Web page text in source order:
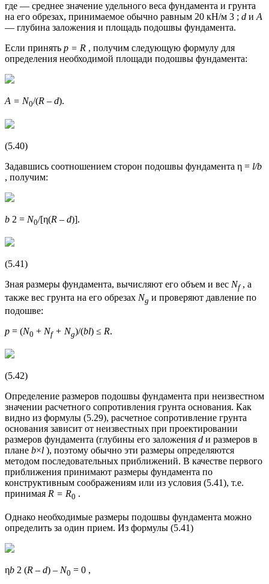
где — среднее значение удельного веса фундамента и грунта
на его обрезах, принимаемое обычно равным 20 кН/м 3 ; d иА
— глубина заложения и площадь подошвы фундамента.
Если принять p = R , получим следующую формулу для
определения необходимой площади подошвы фундамента:
A = N0/(R – d).
(5.40)
Задавшись соотношением сторон подошвы фундамента η = l/b
, получим:
b 2 = N0/[η(R – d)].
(5.41)
Зная размеры фундамента, вычисляют его объем и вес Nf, а
также вес грунта на его обрезах Ng и проверяют давление по
подошве:
p = (N0 + Nf+ Ng)/(bl) ≤ R.
(5.42)
Определение размеров подошвы фундамента при неизвестном
значении расчетного сопротивления грунта основания. Как
видно из формулы (5.29), расчетное сопротивление грунта
основания зависит от неизвестных при проектировании
размеров фундамента (глубины его заложения d и размеров в
плане b×l ), поэтому обычно эти размеры определяются
методом последовательных приближений. В качестве первого
приближения принимают размеры фундамента по
конструктивным соображениям или из условия (5.41), т.е.
принимая R = R0 .
Однако необходимые размеры подошвы фундамента можно
определить за один прием. Из формулы (5.41)
ηb 2 (R – d) – N0 = 0 ,